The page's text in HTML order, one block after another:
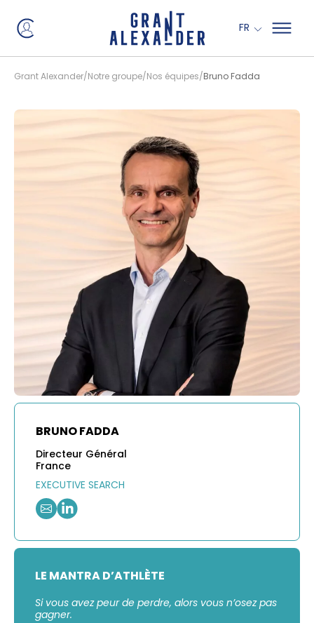
FR
Grant Alexander Notre groupe Nos équipes Bruno Fadda
BRUNO FADDA
Directeur Général
France
EXECUTIVE SEARCH
LE MANTRA D’ATHLÈTE
Si vous avez peur de perdre, alors vous n’osez pas
gagner.